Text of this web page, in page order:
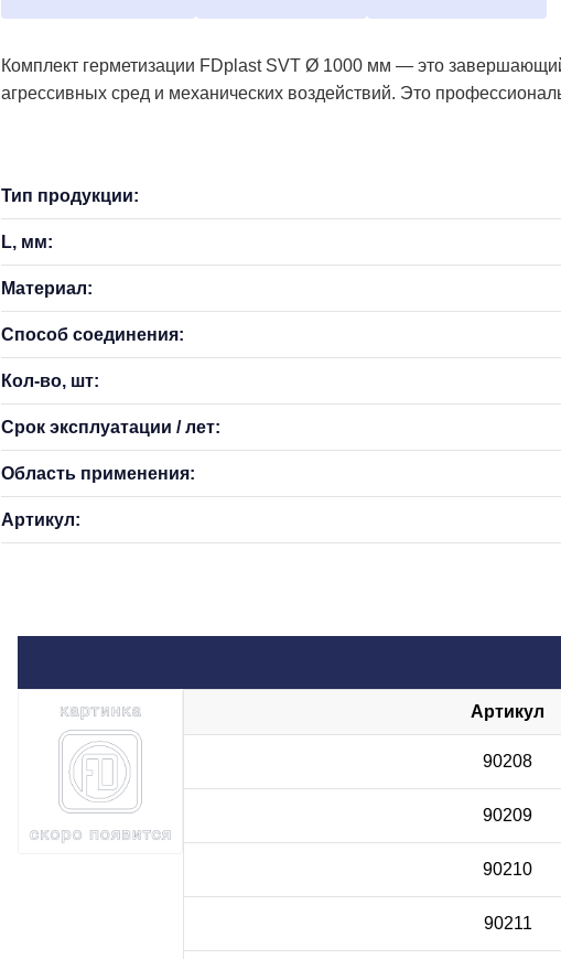
Комплект герметизации FDplast SVT Ø 1000 мм — это
агрессивных сред и механических воздействий. Это
Тип продукции:
L, мм:
Материал:
Способ соединения:
Кол-во, шт:
Срок эксплуатации / лет:
Область применения:
Артикул:
Артикул
90208
90209
90210
90211